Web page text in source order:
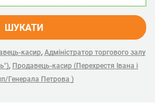
ШУКАТИ
касир, Адміністратор торгового залу
, Продавець-касир (Перехрестя Івана і
Генерала Петрова )